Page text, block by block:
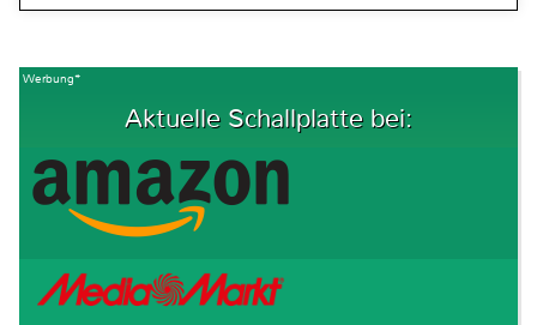
Werbung*
Aktuelle Schallplatte bei: